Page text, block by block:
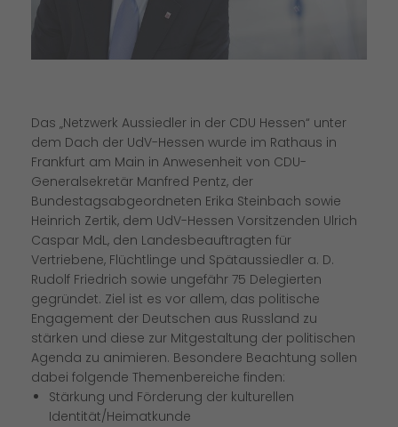
Das „Netzwerk Aussiedler in der CDU Hessen“ unter
dem Dach der UdV-Hessen wurde im Rathaus in
Frankfurt am Main in Anwesenheit von CDU-
Generalsekretär Manfred Pentz, der
Bundestagsabgeordneten Erika Steinbach sowie
Heinrich Zertik, dem UdV-Hessen Vorsitzenden Ulrich
Caspar MdL, den Landesbeauftragten für
Vertriebene, Flüchtlinge und Spätaussiedler a. D.
Rudolf Friedrich sowie ungefähr 75 Delegierten
gegründet. Ziel ist es vor allem, das politische
Engagement der Deutschen aus Russland zu
stärken und diese zur Mitgestaltung der politischen
Agenda zu animieren. Besondere Beachtung sollen
dabei folgende Themenbereiche finden:
Stärkung und Förderung der kulturellen
Identität/Heimatkunde